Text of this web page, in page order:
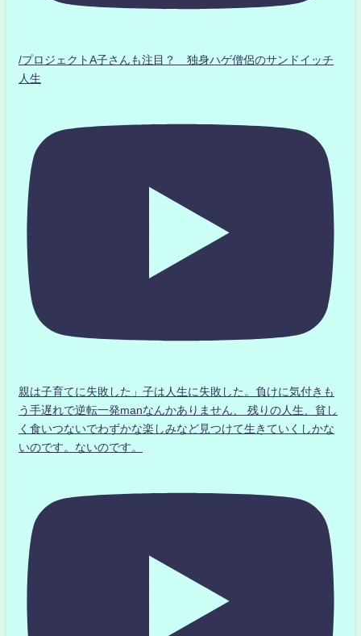
/プロジェクトA子さんも注目？ 独身ハゲ僧侶のサンドイッチ
人生
親は子育てに失敗した」子は人生に失敗した。負けに気付きも
う手遅れで逆転一発manなんかありません、 残りの人生、貧し
く食いつないでわずかな楽しみなど見つけて生きていくしかな
いのです。ないのです。